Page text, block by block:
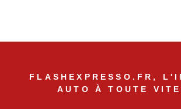
FLASHEXPRESSO.FR,
AUTO À TOUTE